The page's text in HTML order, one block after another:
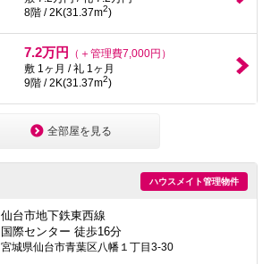
8階 / 2K(31.37m2)
7.2万円
（＋管理費7,000円）
敷 1ヶ月 / 礼 1ヶ月
9階 / 2K(31.37m2)
全部屋を見る
ハウスメイト管理物件
仙台市地下鉄東西線
国際センター 徒歩16分
宮城県仙台市青葉区八幡１丁目3-30